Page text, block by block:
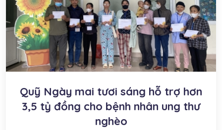
Quỹ Ngày mai tươi sáng hỗ trợ hơn
3,5 tỷ đồng cho bệnh nhân ung thư
nghèo